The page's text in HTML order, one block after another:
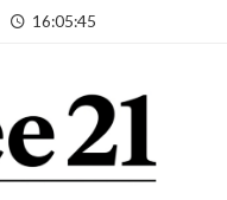
16:05:45